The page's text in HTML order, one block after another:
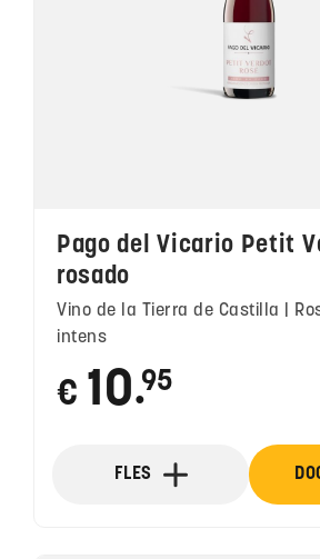
Pago del Vicario Petit
rosado
Vino de la Tierra de Castilla | Rosé | Krachtig
intens
€ 10 ●
95
FLES